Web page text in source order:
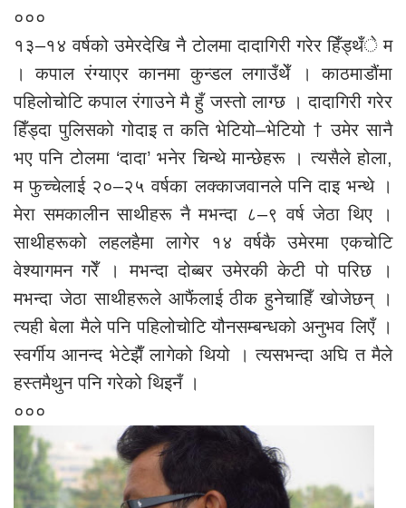
०००
१३–१४ वर्षको उमेरदेखि नै टोलमा दादागिरी गरेर हिँड्थँे म
। कपाल रंग्याएर कानमा कुन्डल लगाउँथेँ । काठमाडौंमा
पहिलोचोटि कपाल रंगाउने मै हुँ जस्तो लाग्छ । दादागिरी गरेर
हिँड्दा पुलिसको गोदाइ त कति भेटियो–भेटियो † उमेर सानै
भए पनि टोलमा ‘दादा’ भनेर चिन्थे मान्छेहरू । त्यसैले होला,
म फुच्चेलाई २०–२५ वर्षका लक्काजवानले पनि दाइ भन्थे ।
मेरा समकालीन साथीहरू नै मभन्दा ८–९ वर्ष जेठा थिए ।
साथीहरूको लहलहैमा लागेर १४ वर्षकै उमेरमा एकचोटि
वेश्यागमन गरेँ । मभन्दा दोब्बर उमेरकी केटी पो परिछ ।
मभन्दा जेठा साथीहरूले आफैंलाई ठीक हुनेचाहिँ खोजेछन् ।
त्यही बेला मैले पनि पहिलोचोटि यौनसम्बन्धको अनुभव लिएँ ।
स्वर्गीय आनन्द भेटेझैँ लागेको थियो । त्यसभन्दा अघि त मैले
हस्तमैथुन पनि गरेको थिइनँ ।
०००